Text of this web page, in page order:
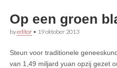
Op een groen
byeditor • 19 oktober 2013
Steun voor traditionele
van 1,49 miljard yuan opzij gezet